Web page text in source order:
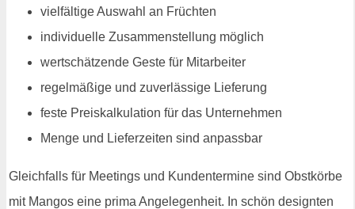
vielfältige Auswahl an Früchten
individuelle Zusammenstellung möglich
wertschätzende Geste für Mitarbeiter
regelmäßige und zuverlässige Lieferung
feste Preiskalkulation für das Unternehmen
Menge und Lieferzeiten sind anpassbar
Gleichfalls für Meetings und Kundentermine sind Obstkörbe
mit Mangos eine prima Angelegenheit. In schön designten